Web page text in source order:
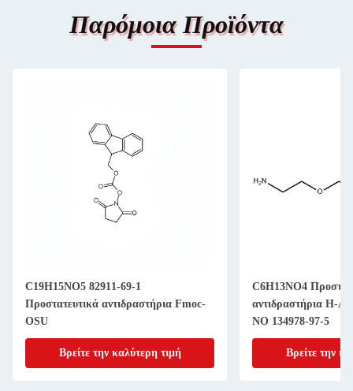
Παρόμοια Προϊόντα
C19H15NO5 82911-69-1
Προστατευτικά αντιδραστήρια Fmoc-
OSU
Βρείτε την καλύτερη τιμή
C6H13NO4
αντιδραστήρια H-
NO 134978-97-5
Βρείτε την